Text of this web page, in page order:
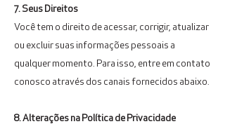
7. Seus Direitos
Você tem o direito de acessar, corrigir, atualizar
ou excluir suas informações pessoais a
qualquer momento. Para isso, entre em contato
conosco através dos canais fornecidos abaixo.
8. Alterações na Política de Privacidade